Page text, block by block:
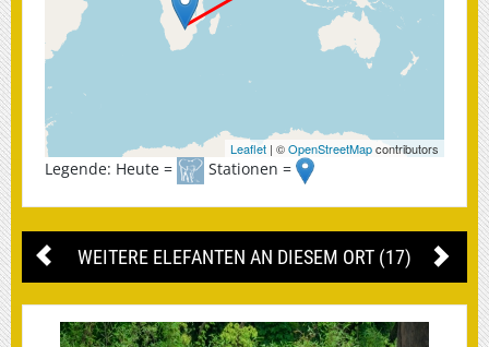
Leaflet | ©OpenStreetMapcontributors
Legende: Heute = Stationen =
WEITERE ELEFANTEN AN DIESEM ORT (17)